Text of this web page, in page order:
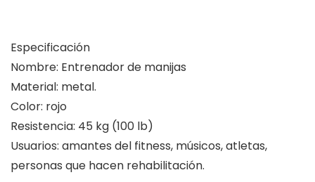
Especificación
Nombre: Entrenador de manijas
Material: metal.
Color: rojo
Resistencia: 45 kg (100 lb)
Usuarios: amantes del fitness, músicos, atletas,
personas que hacen rehabilitación.